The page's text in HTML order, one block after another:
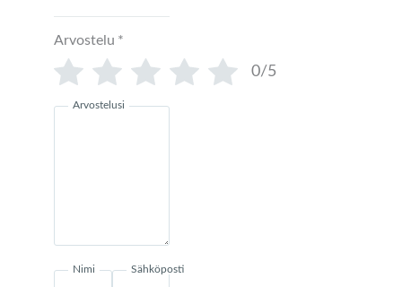
Arvostelu *
0/5
Arvostelusi
Nimi Sähköposti